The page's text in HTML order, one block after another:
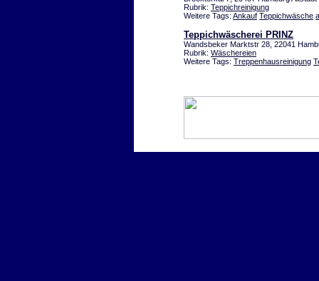
Rubrik: Teppichreinigung
Weitere Tags: Ankauf Teppichwäsche
Teppichwäscherei PRINZ
Wandsbeker Marktstr 28, 22041
Rubrik: Wäschereien
Weitere Tags: Treppenhausreinigung